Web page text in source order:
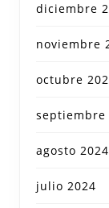
diciembre
noviembre
octubre
septiembre
agosto 2024
julio 2024